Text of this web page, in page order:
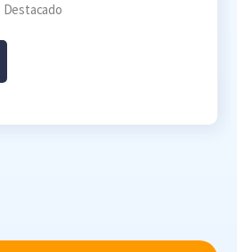
Destacado